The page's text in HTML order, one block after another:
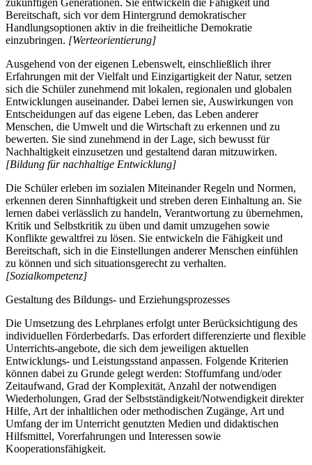
Bereitschaft, sich vor dem Hintergrund demokratischer
Handlungsoptionen aktiv in die freiheitliche Demokratie
einzubringen. [Werteorientierung]
Ausgehend von der eigenen Lebenswelt, einschließlich ihrer
Erfahrungen mit der Vielfalt und Einzigartigkeit der Natur, setzen
sich die Schüler zunehmend mit lokalen, regionalen und globalen
Entwicklungen auseinander. Dabei lernen sie, Auswirkungen von
Entscheidungen auf das eigene Leben, das Leben anderer
Menschen, die Umwelt und die Wirtschaft zu erkennen und zu
bewerten. Sie sind zunehmend in der Lage, sich bewusst für
Nachhaltigkeit einzusetzen und gestaltend daran mitzuwirken.
[Bildung für nachhaltige Entwicklung]
Die Schüler erleben im sozialen Miteinander Regeln und Normen,
erkennen deren Sinnhaftigkeit und streben deren Einhaltung an. Sie
lernen dabei verlässlich zu handeln, Verantwortung zu übernehmen,
Kritik und Selbstkritik zu üben und damit umzugehen sowie
Konflikte gewaltfrei zu lösen. Sie entwickeln die Fähigkeit und
Bereitschaft, sich in die Einstellungen anderer Menschen einfühlen
zu können und sich situationsgerecht zu verhalten.
[Sozialkompetenz]
Gestaltung des Bildungs- und Erziehungsprozesses
Die Umsetzung des Lehrplanes erfolgt unter Berücksichtigung des
individuellen Förderbedarfs. Das erfordert differenzierte und flexible
Unterrichts-angebote, die sich dem jeweiligen aktuellen
Entwicklungs- und Leistungsstand anpassen. Folgende Kriterien
können dabei zu Grunde gelegt werden: Stoffumfang und/oder
Zeitaufwand, Grad der Komplexität, Anzahl der notwendigen
Wiederholungen, Grad der Selbstständigkeit/Notwendigkeit direkter
Hilfe, Art der inhaltlichen oder methodischen Zugänge, Art und
Umfang der im Unterricht genutzten Medien und didaktischen
Hilfsmittel, Vorerfahrungen und Interessen sowie
Kooperationsfähigkeit.